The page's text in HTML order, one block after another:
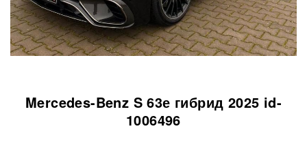
Mercedes-Benz S 63е гибрид 2025 id-
1006496